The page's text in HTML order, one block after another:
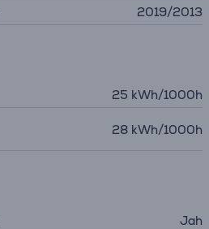
2019/2013
25 kWh/1000h
28 kWh/1000h
Jah